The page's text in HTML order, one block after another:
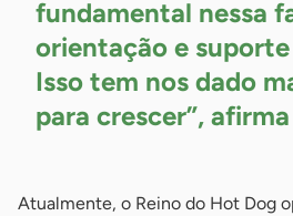
fundamental nessa
orientação e
Isso tem nos dado
para crescer”, afirma
Atualmente, o Reino do Hot Dog